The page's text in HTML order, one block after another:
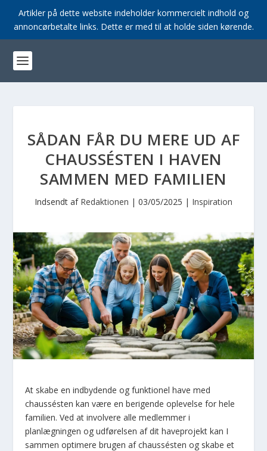
Artikler på dette website indeholder kommercielt indhold og
annoncørbetalte links. Dette er med til at holde siden kørende.
SÅDAN FÅR DU MERE UD AF
CHAUSSÉSTEN I HAVEN
SAMMEN MED FAMILIEN
Indsendt af Redaktionen | 03/05/2025 | Inspiration
At skabe en indbydende og funktionel have med
chaussésten kan være en berigende oplevelse for hele
familien. Ved at involvere alle medlemmer i
planlægningen og udførelsen af dit haveprojekt kan I
sammen optimere brugen af chaussésten og skabe et